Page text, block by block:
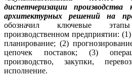
диспетчеризации
архитектурных решений на
обозначил ключевые
производственном предприятии:
планирование; (2)
цепочек поставок; (3)
производство, закупки,
исполнение.